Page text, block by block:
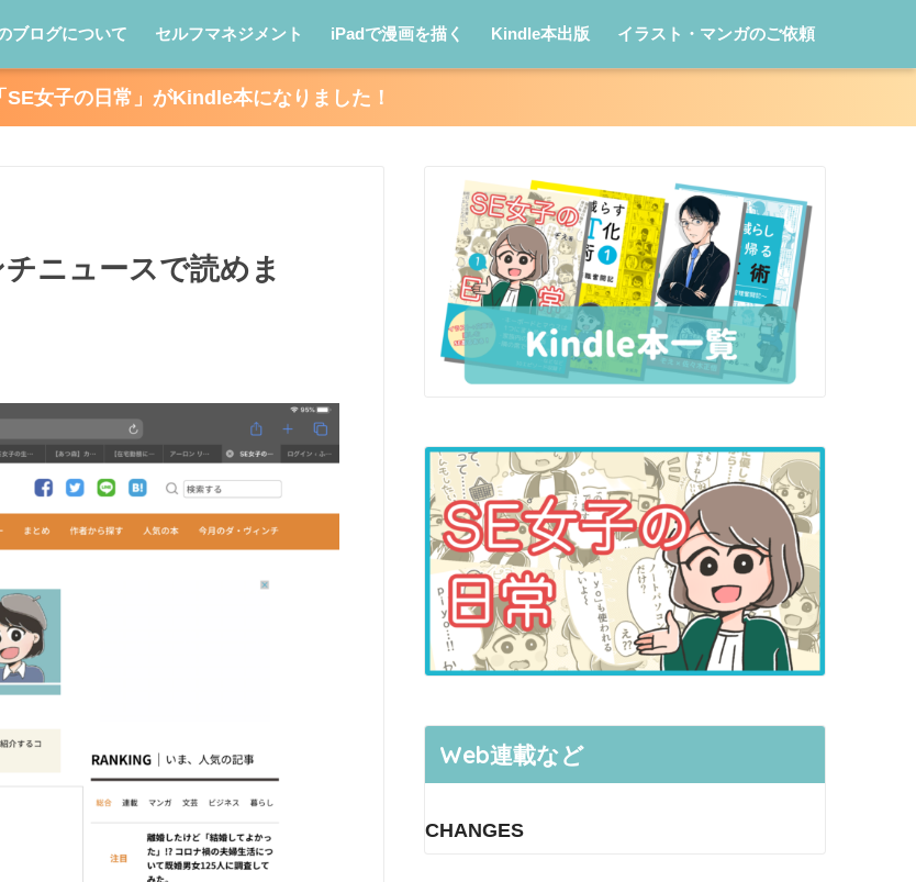
ブログについて セルフマネジメント iPadで漫画を描く Kindle本出版 イラスト・マンガのご依頼
SE女子の日常」がKindle本になりました！
ニュースで読めま
Web連載など
CHANGES